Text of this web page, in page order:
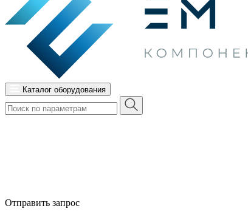
Каталог оборудования
Отправить запрос